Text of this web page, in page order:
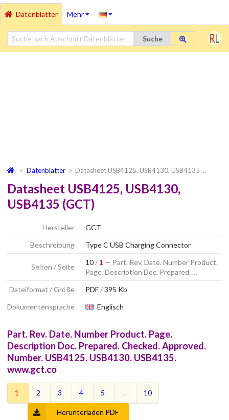
Datenblätter Mehr
Suche
Datenblätter Datasheet USB4125, USB4130, USB4135 …
Datasheet USB4125, USB4130,
USB4135 (GCT)
Hersteller
GCT
Beschreibung
Type C USB Charging Connector
Seiten / Seite
10/ 1 — Part. Rev. Date. Number Product.
Page. Description Doc. Prepared. …
Dateiformat / Größe
PDF/395 Kb
Dokumentensprache
Englisch
Part. Rev. Date. Number Product. Page.
Description Doc. Prepared. Checked. Approved.
Number. USB4125. USB4130. USB4135.
www.gct.co
1 2 3 4 5 ... 10
Herunterladen PDF